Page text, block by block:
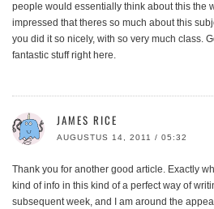
people would essentially think about this the
impressed that theres so much about this
you did it so nicely, with so very much class.
fantastic stuff right here.
JAMES RICE
AUGUSTUS 14, 2011 / 05:32
Thank you for another good article. Exactly
kind of info in this kind of a perfect way of
subsequent week, and I am around the